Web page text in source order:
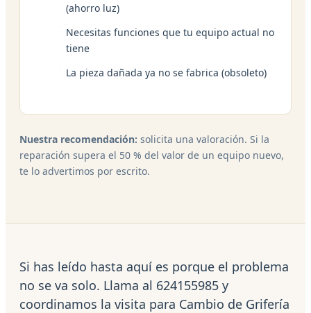
(ahorro luz)
Necesitas funciones que tu equipo actual no
tiene
La pieza dañada ya no se fabrica (obsoleto)
Nuestra recomendación: solicita una valoración. Si la
reparación supera el 50 % del valor de un equipo nuevo,
te lo advertimos por escrito.
Si has leído hasta aquí es porque el problema
no se va solo. Llama al 624155985 y
coordinamos la visita para Cambio de Grifería